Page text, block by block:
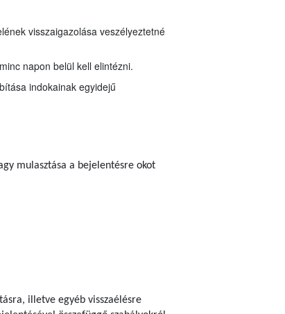
visszaigazolása veszélyeztetné
napon belül kell elintézni.
indokainak egyidejű
mulasztása a bejelentésre okot
illetve egyéb visszaélésre